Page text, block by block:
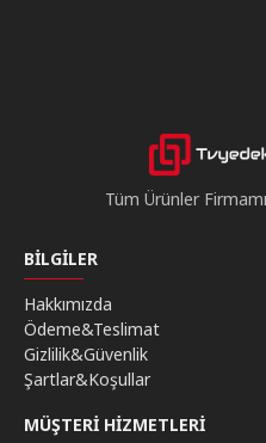
Tüm Ürünler
BILGILER
Hakkımızda
Ödeme&Teslimat
Gizlilik&Güvenlik
Şartlar&Koşullar
MÜŞTERI HIZMETLERI